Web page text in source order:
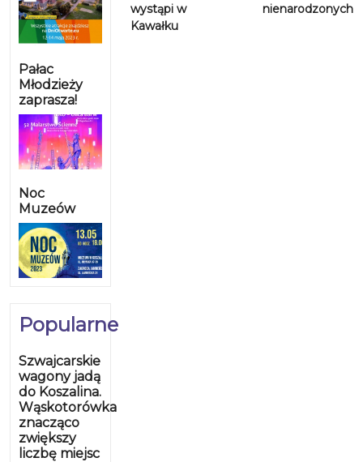
Pałac
Młodzieży
zaprasza!
Noc
Muzeów
Popularne
Szwajcarskie
wagony jadą
do Koszalina.
Wąskotorówka
znacząco
zwiększy
liczbę miejsc
wystąpi w
Kawałku
nienarodzonych